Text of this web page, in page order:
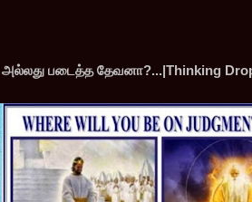
அல்லது படைத்த தேவனா?...|Thinking